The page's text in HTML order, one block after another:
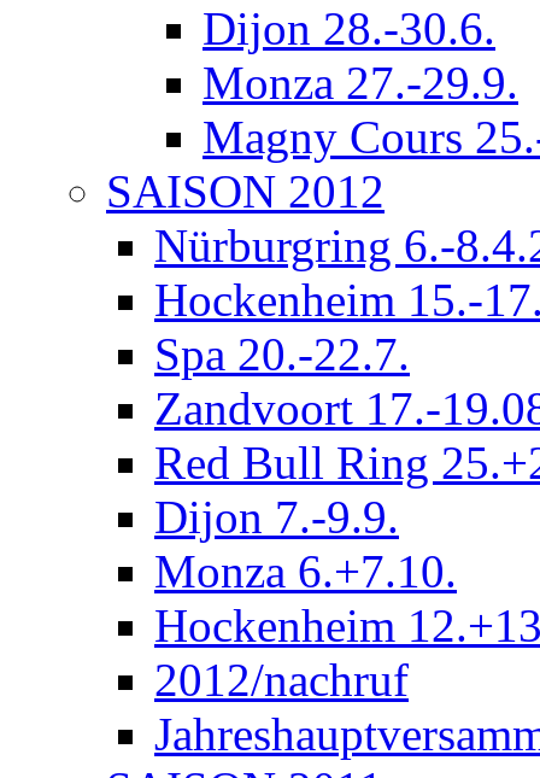
Dijon 28.-30.6.
Monza 27.-29.9.
Magny Cours
SAISON 2012
Nürburgring 6.-
Hockenheim 15.-
Spa 20.-22.7.
Zandvoort 17.-
Red Bull Ring
Dijon 7.-9.9.
Monza 6.+7.10.
Hockenheim
2012/nachruf